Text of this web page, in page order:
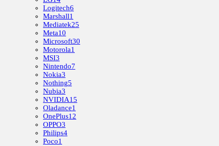
Logitech6
Marshall1
Mediatek25
Meta10
Microsoft30
Motorola1
MSI3
Nintendo7
Nokia3
Nothing5
Nubia3
NVIDIA15
Oladance1
OnePlus12
OPPO3
Philips4
Poco1